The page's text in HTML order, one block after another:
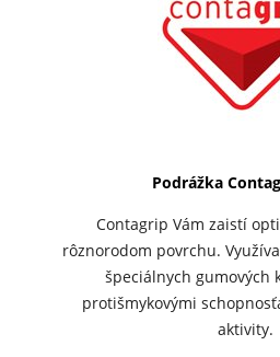
Podrážka
Contagrip Vám zaistí
rôznorodom povrchu.
špeciálnych gumových
protišmykovými
aktivity.